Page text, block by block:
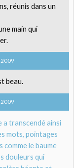
réunis dans un
main qui
beau.
a transcendé ainsi
mots, pointages
comme le baume
douleurs qui